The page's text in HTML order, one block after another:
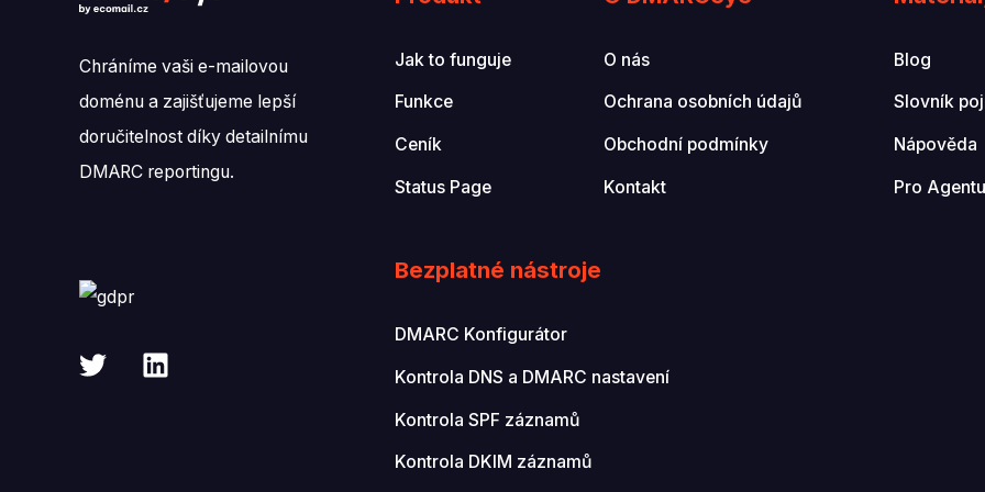
Chráníme vaši e-mailovou
doménu a zajišťujeme lepší
doručitelnost díky detailnímu
DMARC reportingu.
Jak to funguje
Funkce
Ceník
Status Page
O nás
Ochrana osobních údajů
Obchodní podmínky
Kontakt
Blog
Slovník
Nápověda
Pro
Bezplatné nástroje
DMARC Konfigurátor
Kontrola DNS a DMARC nastavení
Kontrola SPF záznamů
Kontrola DKIM záznamů